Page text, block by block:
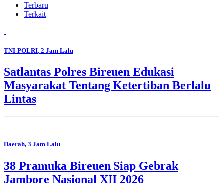
Terbaru
Terkait
TNI-POLRI, 2 Jam Lalu
Satlantas Polres Bireuen Edukasi
Masyarakat Tentang Ketertiban Berlalu
Lintas
Daerah, 3 Jam Lalu
38 Pramuka Bireuen Siap Gebrak
Jambore Nasional XII 2026